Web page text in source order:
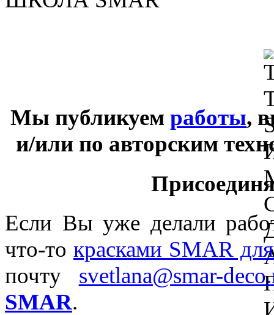
Мы публикуем работы,
и/или по авторским
Если Вы уже делали
что-то красками SMAR
почту svetlana@smar-
SMAR.